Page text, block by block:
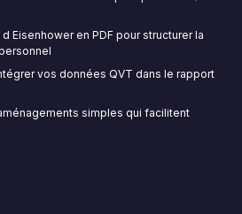
Eisenhower en PDF pour structurer la
vos données QVT dans le rapport
simples qui facilitent